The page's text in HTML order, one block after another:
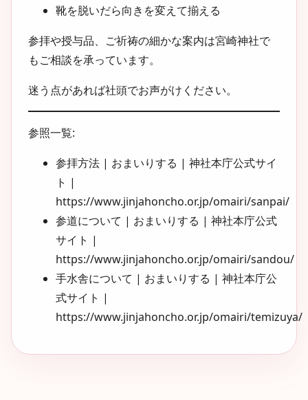
靴を脱いだら向きを変えて揃える
参拝や授与品、ご祈祷の細かな案内は宮崎神社で
もご相談を承っています。
迷う点があれば社頭でお声がけください。
参照一覧:
参拝方法 | おまいりする | 神社本庁公式サイ
ト |
https://www.jinjahoncho.or.jp/omairi/sanpai/
参道について | おまいりする | 神社本庁公式
サイト |
https://www.jinjahoncho.or.jp/omairi/sandou/
手水舎について | おまいりする | 神社本庁公
式サイト |
https://www.jinjahoncho.or.jp/omairi/temizuya/